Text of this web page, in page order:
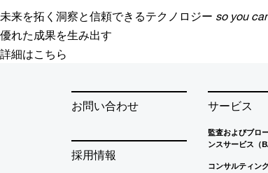
未来を拓く洞察と信頼できるテクノロジー so you
優れた成果を生み出す
詳細はこちら
お問い合わせ
採用情報
サービス
監査およびブロ
ンスサービス（
コンサルティン